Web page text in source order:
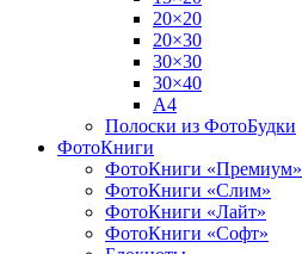
20×20
20×30
30×30
30×40
A4
Полоски из ФотоБудки
ФотоКниги
ФотоКниги «Премиум»
ФотоКниги «Слим»
ФотоКниги «Лайт»
ФотоКниги «Софт»